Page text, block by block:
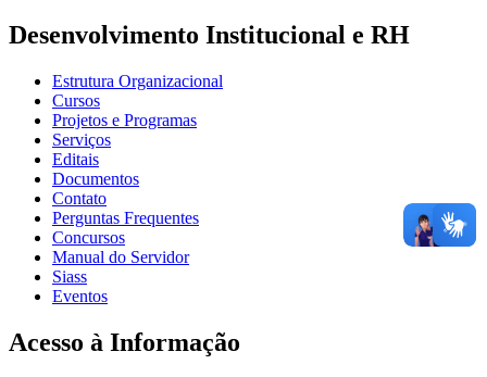
Desenvolvimento Institucional e RH
Estrutura Organizacional
Cursos
Projetos e Programas
Serviços
Editais
Documentos
Contato
Perguntas Frequentes
Concursos
Manual do Servidor
Siass
Eventos
Acesso à Informação